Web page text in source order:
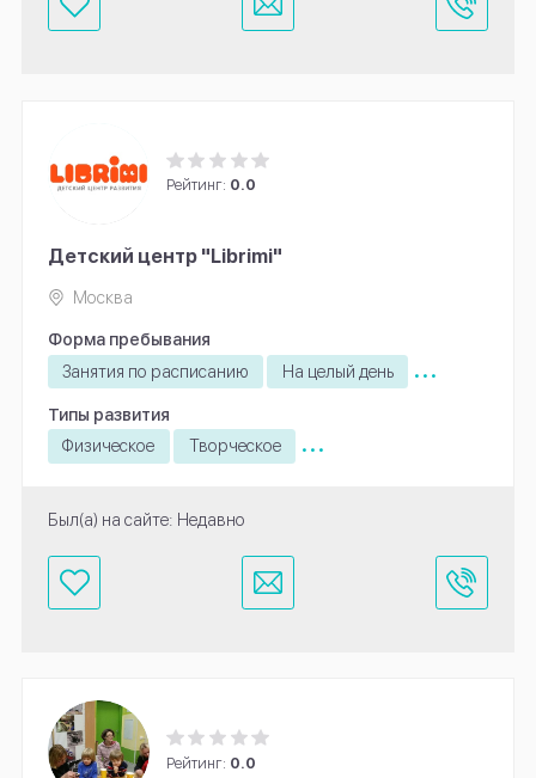
Рейтинг: 0.0
Детский центр "Librimi"
Москва
Форма пребывания
Занятия по расписанию
На целый день ...
Типы развития
Физическое
Творческое ...
Был(а) на сайте: Недавно
Рейтинг: 0.0